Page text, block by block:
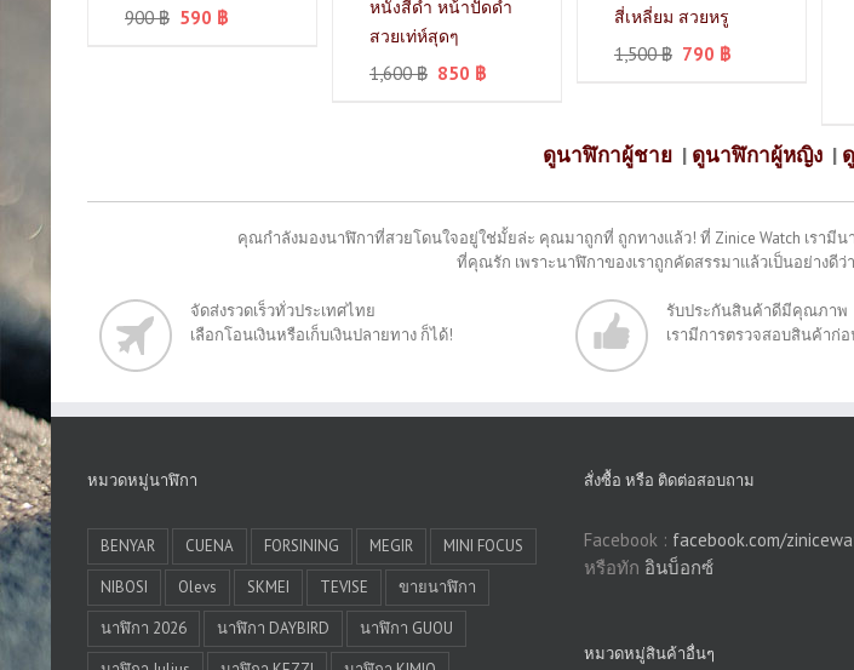
900฿ 590 ฿
หนังสีดำ หน้าปัดดำ
สวยเท่ห์สุดๆ
1,600฿ 850 ฿
สี่เหลี่ยม สวยหรู
1,500฿ 790 ฿
ดูนาฬิกาผู้ชาย | ดูนาฬิกาผู้หญิง |
คุณกำลังมองนาฬิกาที่สวยโดนใจอยู่ใช่มั้ยล่ะ คุณมาถูกที่ ถูกทางแล้ว! ที่ Zinice Watch เรา
ที่คุณรัก เพราะนาฬิกาของเราถูกคัดสรรมาแล้วเป็นอย่าง
จัดส่งรวดเร็วทั่วประเทศไทย
เลือกโอนเงินหรือเก็บเงินปลายทาง ก็ได้!
รับประกันสินค้าดีมีคุณภาพ
เรามีการตรวจสอบสินค้าก่
หมวดหมู่นาฬิกา
BENYAR CUENA FORSINING MEGIR
MINI FOCUS
NIBOSI
Olevs SKMEI TEVISE
ขายนาฬิกา
นาฬิกา 2026
นาฬิกา DAYBIRD
นาฬิกา GUOU
สั่งซื้อ หรือ ติดต่อสอบถาม
Facebook : facebook.com/
หรือทัก อินบ็อกซ์
หมวดหมู่สินค้าอื่นๆ